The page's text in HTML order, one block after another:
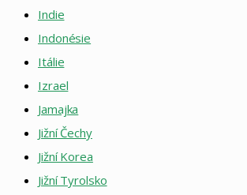
Indie
Indonésie
Itálie
Izrael
Jamajka
Jižní Čechy
Jižní Korea
Jižní Tyrolsko